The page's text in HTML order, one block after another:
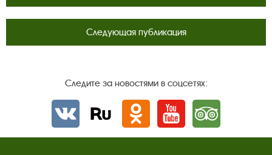
Следующая публикация
Следите за новостями в соцсетях:
Вконтактеrutube Одноклассники
YouTube Трипадвизор